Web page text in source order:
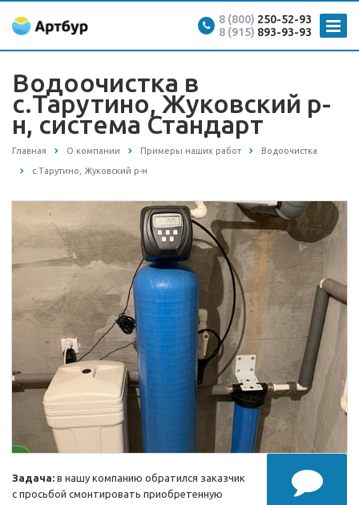
8 (800) 250-52-93
8 (915) 893-93-93
Водоочистка в
с.Тарутино, Жуковский р-
н, система Стандарт
Главная О компании Примеры наших работ Водоочистка
с.Тарутино, Жуковский р-н
Задача: в нашу компанию обратился заказчик
с просьбой смонтировать приобретенную